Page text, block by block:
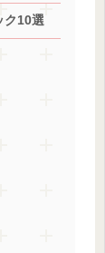
ク10選